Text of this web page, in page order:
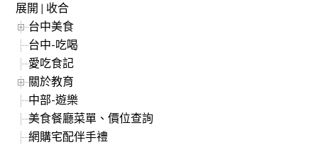
展開 | 收合
台中美食
台中-吃喝
愛吃食記
關於教育
中部-遊樂
美食餐廳菜單、價位查詢
網購宅配伴手禮